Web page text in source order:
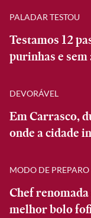
PALADAR TESTOU
Testamos 12
purinhas e
DEVORÁVEL
Em Carrasco,
onde a cidade
MODO DE PREPARO
Chef
melhor bolo